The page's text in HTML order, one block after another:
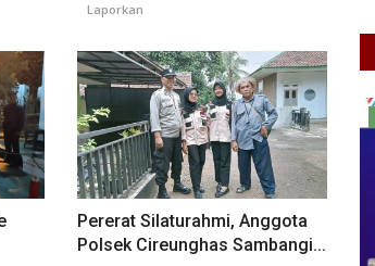
Laporkan
Pererat Silaturahmi, Anggota
Polsek Cireunghas Sambangi...
Journalism